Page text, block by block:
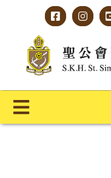
content
Toggle